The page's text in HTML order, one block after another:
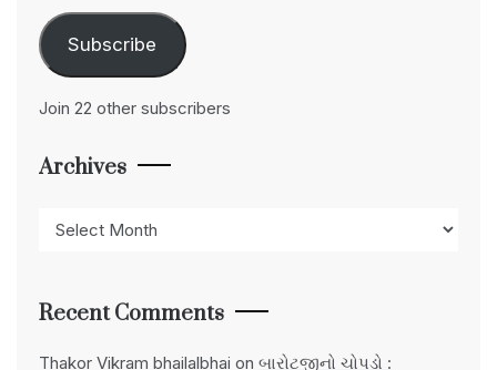
Subscribe
Join 22 other subscribers
Archives
Recent Comments
Thakor Vikram bhailalbhai on બારોટજીનો ચોપડો :